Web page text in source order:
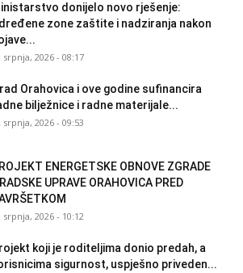
donijelo novo rješenje:
zone zaštite i nadziranja nakon
srpnja, 2026 - 08:17
Orahovica i ove godine sufinancira
bilježnice i radne materijale...
srpnja, 2026 - 09:53
ENERGETSKE OBNOVE ZGRADE
UPRAVE ORAHOVICA PRED
srpnja, 2026 - 10:12
koji je roditeljima donio predah, a
sigurnost, uspješno priveden...